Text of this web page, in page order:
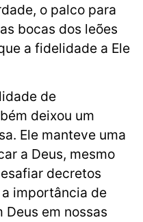
o palco para
bocas dos leões
a fidelidade a Ele
de
deixou um
Ele manteve uma
a Deus, mesmo
decretos
importância de
Deus em nossas